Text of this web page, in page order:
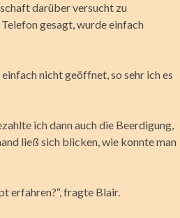
darüber versucht zu
gesagt, wurde einfach
nicht geöffnet, so sehr ich es
ich dann auch die Beerdigung,
ließ sich blicken, wie konnte man
erfahren?“, fragte Blair.